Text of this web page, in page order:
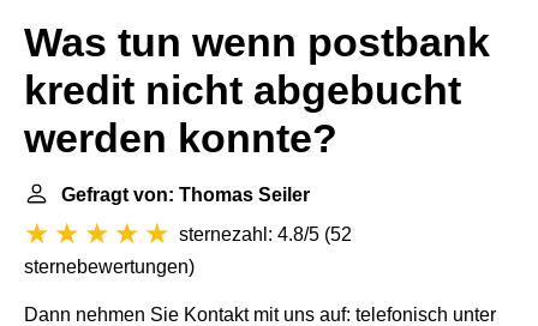
Was tun wenn postbank
kredit nicht abgebucht
werden konnte?
Gefragt von: Thomas Seiler
sternezahl: 4.8/5 (52
sternebewertungen)
Dann nehmen Sie Kontakt mit uns auf: telefonisch unter